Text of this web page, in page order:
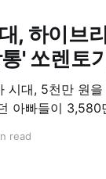
, 하이브
' 쏘렌토
시대, 5천만 원
아빠들이 3,580
과 핵심 편의사양
read